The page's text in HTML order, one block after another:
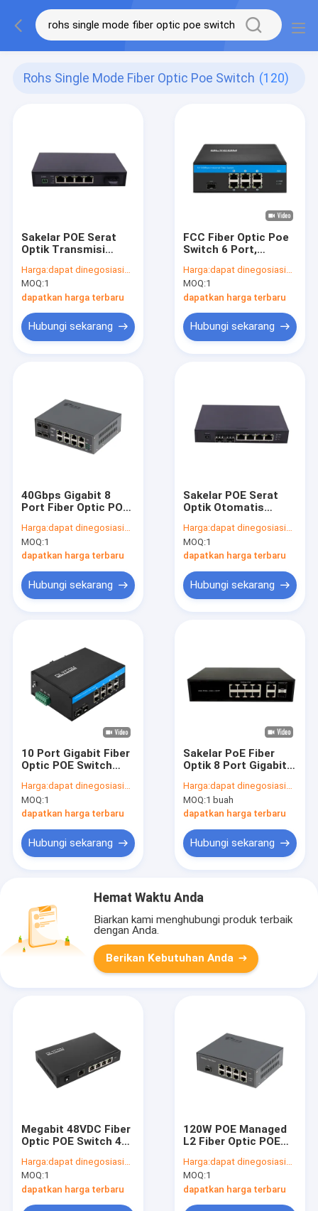
Rohs Single Mode Fiber Optic Poe Switch (120)
Sakelar POE Serat
Optik Transmisi
Harga:dapat dinegosiasikan
MOQ:1
dapatkan harga terbaru
Hubungi sekarang
FCC Fiber Optic Poe
Switch 6 Port,
Rail Mount Shell
Logam Tahan Lama
Harga:dapat dinegosiasikan
MOQ:1
dapatkan harga terbaru
Hubungi sekarang
40Gbps Gigabit 8
Port Fiber Optic POE
Untuk Penggunaan
Dalam Ruangan
Harga:dapat dinegosiasikan
MOQ:1
dapatkan harga terbaru
Hubungi sekarang
Sakelar POE Serat
Optik Otomatis
Harga:dapat dinegosiasikan
MOQ:1
dapatkan harga terbaru
Hubungi sekarang
10 Port Gigabit Fiber
Optic POE Switch
Industrial Poe Switch
Harga:dapat dinegosiasikan
MOQ:1
dapatkan harga terbaru
Hubungi sekarang
Sakelar PoE Fiber
Optik 8 Port Gigabit
AC220V Anggaran
120W/150W Tanpa
Kipas
Harga:dapat dinegosiasikan
MOQ:1 buah
dapatkan harga terbaru
Hubungi sekarang
Hemat Waktu Anda
Biarkan kami menghubungi produk terbaik
dengan Anda.
Berikan Kebutuhan Anda
Megabit 48VDC Fiber
Optic POE Switch 4
Dengan POE AT / AF
Harga:dapat dinegosiasikan
MOQ:1
dapatkan harga terbaru
120W POE Managed
L2 Fiber Optic POE
Satu Port Serat SFP
Harga:dapat dinegosiasikan
MOQ:1
dapatkan harga terbaru